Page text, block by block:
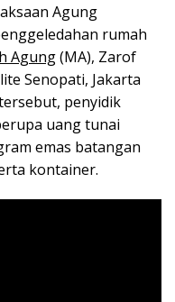
Agung
rumah
Agung(MA), Zarof
Senopati, Jakarta
penyidik
uang tunai
emas batangan
kontainer.